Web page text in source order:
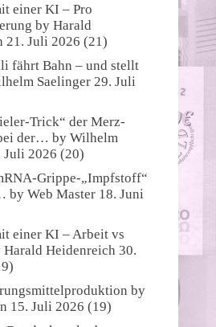
einer KI – Pro
by Harald
21. Juli 2026 (21)
fährt Bahn – und stellt
Saelinger 29. Juli
Trick“ der Merz-
der… by Wilhelm
Juli 2026 (20)
Grippe-„Impfstoff“
by Web Master 18. Juni
einer KI – Arbeit vs
Harald Heidenreich 30.
by
15. Juli 2026 (19)